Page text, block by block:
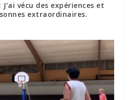
J’ai vécu des expériences et
extraordinaires.